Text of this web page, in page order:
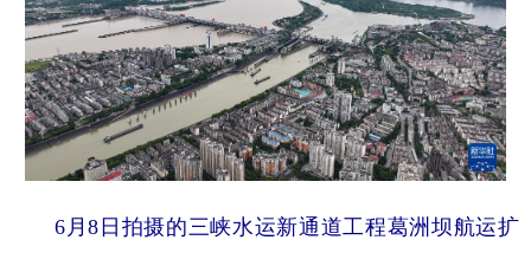
6月8日拍摄的三峡水运新通道工程葛洲坝航运扩